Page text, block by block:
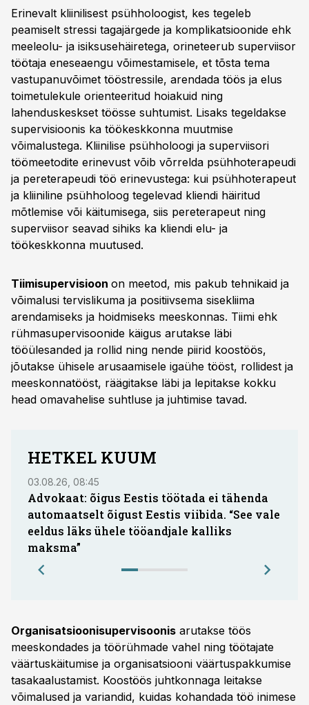
Erinevalt kliinilisest psühholoogist, kes tegeleb
peamiselt stressi tagajärgede ja komplikatsioonide ehk
meeleolu- ja isiksusehäiretega, orineteerub superviisor
töötaja eneseaengu võimestamisele, et tõsta tema
vastupanuvõimet tööstressile, arendada töös ja elus
toimetulekule orienteeritud hoiakuid ning
lahenduskeskset töösse suhtumist. Lisaks tegeldakse
supervisioonis ka töökeskkonna muutmise
võimalustega. Kliinilise psühholoogi ja superviisori
töömeetodite erinevust võib võrrelda psühhoterapeudi
ja pereterapeudi töö erinevustega: kui psühhoterapeut
ja kliiniline psühholoog tegelevad kliendi häiritud
mõtlemise või käitumisega, siis pereterapeut ning
superviisor seavad sihiks ka kliendi elu- ja
töökeskkonna muutused.
Tiimisupervisioon on meetod, mis pakub tehnikaid ja
võimalusi tervislikuma ja positiivsema sisekliima
arendamiseks ja hoidmiseks meeskonnas. Tiimi ehk
rühmasupervisoonide käigus arutakse läbi
tööülesanded ja rollid ning nende piirid koostöös,
jõutakse ühisele arusaamisele igaühe tööst, rollidest ja
meeskonnatööst, räägitakse läbi ja lepitakse kokku
head omavahelise suhtluse ja juhtimise tavad.
HETKEL KUUM
03.08.26, 08:45
Advokaat: õigus Eestis töötada ei tähenda
automaatselt õigust Eestis viibida. “See vale
eeldus läks ühele tööandjale kalliks
maksma”
Organisatsioonisupervisoonis arutakse töös
meeskondades ja töörühmade vahel ning töötajate
väärtuskäitumise ja organisatsiooni väärtuspakkumise
tasakaalustamist. Koostöös juhtkonnaga leitakse
võimalused ja variandid, kuidas kohandada töö inimese